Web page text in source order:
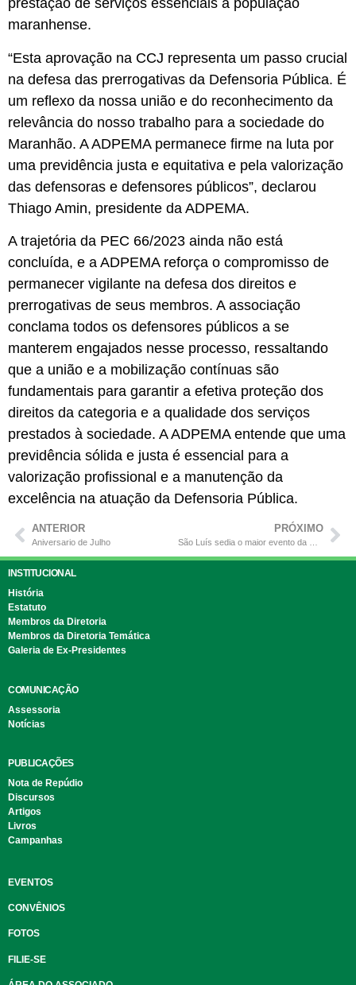
prestação de serviços essenciais à população
maranhense.
“Esta aprovação na CCJ representa um passo crucial
na defesa das prerrogativas da Defensoria Pública. É
um reflexo da nossa união e do reconhecimento da
relevância do nosso trabalho para a sociedade do
Maranhão. A ADPEMA permanece firme na luta por
uma previdência justa e equitativa e pela valorização
das defensoras e defensores públicos”, declarou
Thiago Amin, presidente da ADPEMA.
A trajetória da PEC 66/2023 ainda não está
concluída, e a ADPEMA reforça o compromisso de
permanecer vigilante na defesa dos direitos e
prerrogativas de seus membros. A associação
conclama todos os defensores públicos a se
manterem engajados nesse processo, ressaltando
que a união e a mobilização contínuas são
fundamentais para garantir a efetiva proteção dos
direitos da categoria e a qualidade dos serviços
prestados à sociedade. A ADPEMA entende que uma
previdência sólida e justa é essencial para a
valorização profissional e a manutenção da
excelência na atuação da Defensoria Pública.
ANTERIOR
Aniversario de Julho
PRÓXIMO
INSTITUCIONAL
História
Estatuto
Membros da Diretoria
Membros da Diretoria Temática
Galeria de Ex-Presidentes
COMUNICAÇÃO
Assessoria
Notícias
PUBLICAÇÕES
Nota de Repúdio
Discursos
Artigos
Livros
Campanhas
EVENTOS
CONVÊNIOS
FOTOS
FILIE-SE